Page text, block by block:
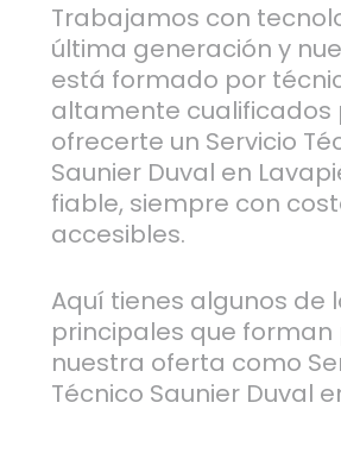
Trabajamos con
última generación y
está formado por
altamente cualificados
ofrecerte un Servicio
Saunier Duval en
fiable, siempre con
accesibles.
Aquí tienes algunos de
principales que
nuestra oferta como
Técnico Saunier Duval